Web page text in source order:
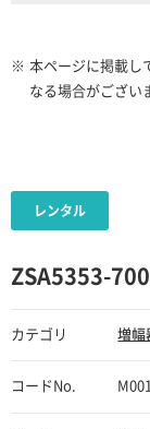
※ 本ページに掲載し
なる場合がござい
ZSA5353-
カテゴリ 増幅
コードNo.